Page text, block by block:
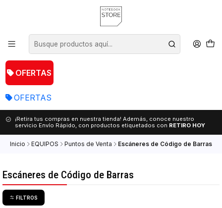
OFERTAS
OFERTAS
¡Retira tus compras en nuestra tienda! Además, conoce nuestro
servicio Envío Rápido, con productos etiquetados con RETIRO HOY
Inicio EQUIPOS Puntos de Venta Escáneres de Código de Barras
Escáneres de Código de Barras
FILTROS